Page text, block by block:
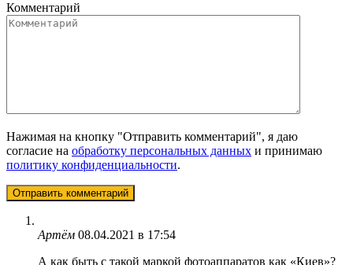
Комментарий
Нажимая на кнопку "Отправить комментарий", я даю
согласие на обработку персональных данных и принимаю
политику конфиденциальности.
Артём 08.04.2021 в 17:54
А как быть с такой маркой фотоаппаратов как «Киев»?